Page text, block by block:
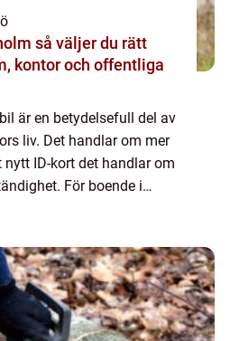
du rätt
kontor och offentliga
är en betydelsefull del av
liv. Det handlar om mer
ID-kort det handlar om
För boende i